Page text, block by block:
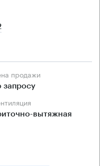
продажи
запросу
вытяжная